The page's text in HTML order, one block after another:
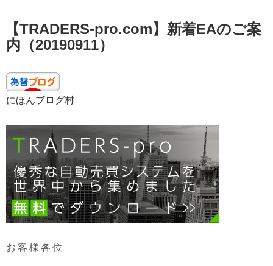
日:
【TRADERS-pro.com】新着EAのご案
内（20190911）
にほんブログ村
お客様各位